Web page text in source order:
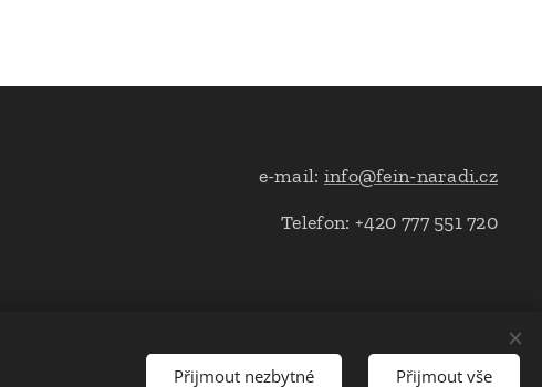
e-mail: info@fein-naradi.cz
Telefon: +420 777 551 720
Přijmout nezbytné Přijmout vše